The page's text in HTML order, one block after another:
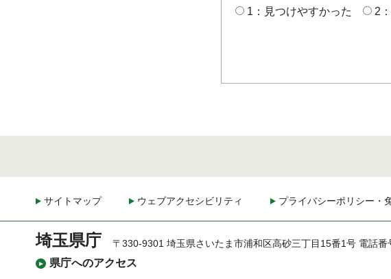
1：見つけやすかった
2
サイトマップ ウェブアクセシビリティ プライバシーポリシー・
埼玉県庁
県庁へのアクセス
〒330-9301 埼玉県さいたま市浦和区高砂三丁目15番1号 電話番